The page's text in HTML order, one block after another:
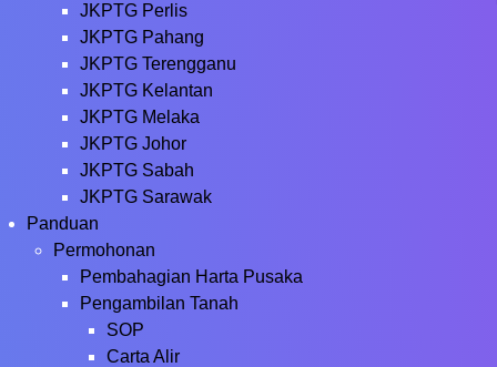
JKPTG Perlis
JKPTG Pahang
JKPTG Terengganu
JKPTG Kelantan
JKPTG Melaka
JKPTG Johor
JKPTG Sabah
JKPTG Sarawak
Panduan
Permohonan
Pembahagian Harta Pusaka
Pengambilan Tanah
SOP
Carta Alir